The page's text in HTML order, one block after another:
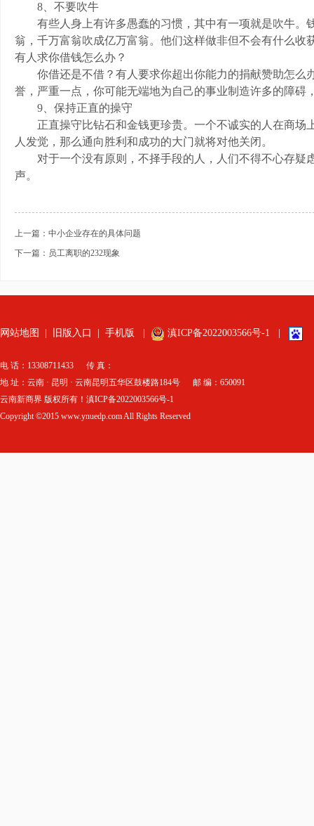
8、不要吹牛
有些人身上有许多愚蠢的习惯，其中有一项就是吹牛。
翁，千万富翁吹成亿万富翁。他们这样做非但不会有什么
有人求你借钱怎么办？
你借还是不借？有人要求你超出你能力的捐献赞助怎么
誉，严重一点，你可能无端地为自己的事业制造许多的障碍
9、保持正直的操守
正直操守比钻石和金钱更珍贵。一个不诚实的人在商场
人发觉，那么通向胜利和成功的大门就将对他关闭。
对于一个没有原则，不择手段的人，人们不得不心存疑
声。
上一篇：中小企业存在的具体问题
下一篇：员工离职的232现象
网站地图 旧版入口 手机版 滇ICP备2022003566号-1
电 话：13308711433 传 真：
地 址：云南 · 昆明 · 云南昆明五华区鼓楼路184号 邮 编：650091
云南新商界 版权所有！滇ICP备2022003566号-1
Copyright ©2015 www.ynuedp.com All Rights Reserved